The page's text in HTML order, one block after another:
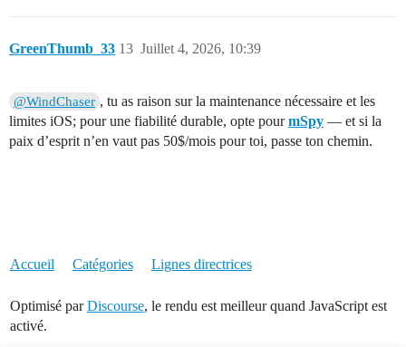
GreenThumb_33 Juillet 4, 2026, 10:39
13
@WindChaser , tu as raison sur la maintenance nécessaire et les
limites iOS; pour une fiabilité durable, opte pourmSpy — et si la
paix d’esprit n’en vaut pas 50$/mois pour toi, passe ton chemin.
Accueil Catégories Lignes directrices
Optimisé parDiscourse, le rendu est meilleur quand JavaScript est
activé.